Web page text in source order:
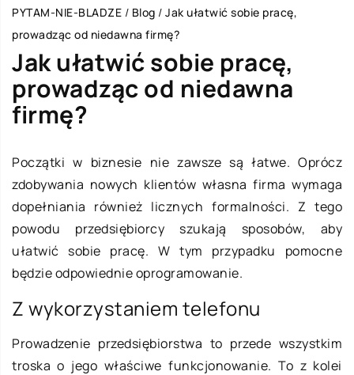
PYTAM-NIE-BLADZE / Blog / Jak ułatwić sobie pracę,
prowadząc od niedawna firmę?
Jak ułatwić sobie pracę,
prowadząc od niedawna
firmę?
Początki w biznesie nie zawsze są łatwe. Oprócz
zdobywania nowych klientów własna firma wymaga
dopełniania również licznych formalności. Z tego
powodu przedsiębiorcy szukają sposobów, aby
ułatwić sobie pracę. W tym przypadku pomocne
będzie odpowiednie oprogramowanie.
Z wykorzystaniem telefonu
Prowadzenie przedsiębiorstwa to przede wszystkim
troska o jego właściwe funkcjonowanie. To z kolei